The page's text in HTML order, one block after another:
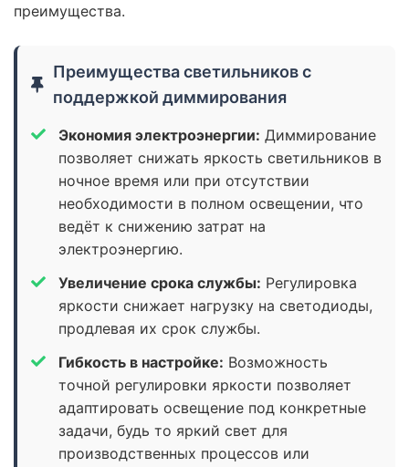
преимущества.
Преимущества светильников с
поддержкой диммирования
Экономия электроэнергии: Диммирование
позволяет снижать яркость светильников в
ночное время или при отсутствии
необходимости в полном освещении, что
ведёт к снижению затрат на
электроэнергию.
Увеличение срока службы: Регулировка
яркости снижает нагрузку на светодиоды,
продлевая их срок службы.
Гибкость в настройке: Возможность
точной регулировки яркости позволяет
адаптировать освещение под конкретные
задачи, будь то яркий свет для
производственных процессов или